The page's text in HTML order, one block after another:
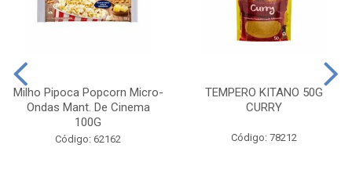
Milho Pipoca Popcorn Micro-
Ondas Mant. De Cinema
100G
Código: 62162
TEMPERO KITANO 50G
CURRY
Código: 78212